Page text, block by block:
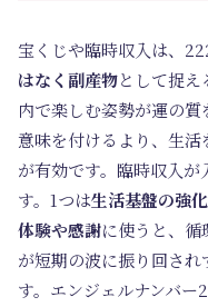
宝くじや臨時収入は、
はなく副産物として捉
内で楽しむ姿勢が運の
意味を付けるより、生活
が有効です。臨時収入
す。1つは生活基盤の強化
体験や感謝に使うと、
が短期の波に振り回され
す。エンジェルナンバー